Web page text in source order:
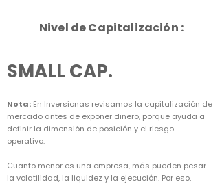
Nivel de Capitalización :
SMALL CAP.
Nota: En Inversionas revisamos la capitalización de
mercado antes de exponer dinero, porque ayuda a
definir la dimensión de posición y el riesgo
operativo.
Cuanto menor es una empresa, más pueden pesar
la volatilidad, la liquidez y la ejecución. Por eso,